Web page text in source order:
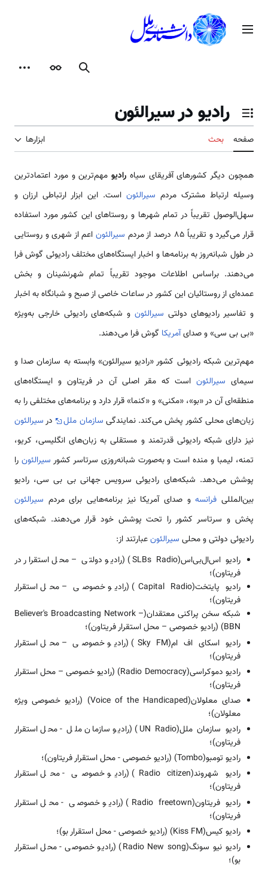
محتوامنوی اصلی
جستجوظاهر
تغییر وضعیت فهرست محتویات
رادیو در سیرالئون
صفحه بحث ابزارها
همچون دیگر کشورهای آفریقای سیاه رادیومهم‌ترین و مورد اعتمادترین
وسیله ارتباط مشترک مردم سیرالئون است. این ابزار ارتباطی ارزان و
سهل‌الوصول تقریباً در تمام شهرها و روستاهای این کشور مورد استفاده
قرار می‌گیرد و تقریباً 85 درصد از مردم
سیرالئوناعم از شهری و روستایی
در طول شبانه‌روز به برنامه‌ها و اخبار ایستگاه‌های مختلف رادیوئی گوش فرا
می‌دهند. براساس اطلاعات موجود تقریباً تمام شهرنشینان و بخش
عمده‌ای از روستائیان این کشور در ساعات خاصی از صبح و شبانگاه به اخبار
و تفاسیر رادیوهای دولتی سیرالئون و شبکه‌های رادیوئی خارجی به‌ویژه
«بی بی سی» و صدایآمریکا گوش فرا می‌دهند.
مهم‌ترین شبکه رادیوئی کشور «رادیو سیرالئون» وابسته به سازمان صدا و
سیمای سیرالئوناست که مقر اصلی آن در فریتاون و ایستگاه‌های
منطقه‌ای آن در «بو»، «مکنی» و «کنما» قرار دارد و برنامه‌های مختلفی را به
زبان‌های محلی کشور پخش می‌کند. نمایندگی سازمان ملل درسیرالئون
نیز دارای شبکه رادیوئی قدرتمند و مستقلی به زبان‌های انگلیسی، کریو،
تمنه، لیمبا و منده است و به‌صورت شبانه‌روزی سرتاسر کشور سیرالئون را
پوشش می‌دهد. شبکه‌های رادیوئی سرویس جهانی بی بی سی، رادیو
بین‌المللی فرانسهو صدای آمریکا نیز برنامه‌هایی برای مردم سیرالئون
پخش و سرتاسر کشور را تحت پوشش خود قرار می‌دهند. شبکه‌های
رادیوئی دولتی و محلی سیرالئونعبارتند از:
رادیو اس‌ال‌بی‌اس(SLBs Radio) (رادیو دولتی – محل استقرار در
فریتاون)؛
رادیو پایتخت(Capital Radio) (رادیو خصوصی – محل استقرار
فریتاون)؛
شبکه سخن پراکنی معتقدان(Believer's Broadcasting Network –
BBN) (رادیو خصوصی – محل استقرار فریتاون)؛
رادیو اسکای اف ام(Sky FM) (رادیو خصوصی – محل استقرار
فریتاون)؛
رادیو دموکراسی(Radio Democracy) (رادیو خصوصی – محل استقرار
فریتاون)؛
صدای معلولان(Voice of the Handicaped) (رادیو خصوصی ویژه
معلولان)؛
رادیو سازمان ملل(UN Radio) (رادیو سازمان ملل - محل استقرار
فریتاون)؛
رادیو تومبو(Tombo) (رادیو خصوصی - محل استقرار فریتاون)؛
رادیو شهروند(Radio citizen) (رادیو خصوصی - محل استقرار
فریتاون)؛
رادیو فریتاون(Radio freetown) (رادیو خصوصی - محل استقرار
فریتاون)؛
رادیو کیس(Kiss FM) (رادیو خصوصی - محل استقرار بو)؛
رادیو نیو سونگ(Radio New song) (رادیو خصوصی - محل استقرار
بو)؛